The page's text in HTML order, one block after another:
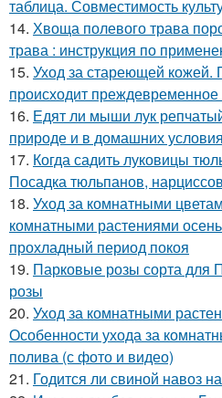
таблица. Совместимость
14. Хвоща полевого трава
трава : инструкция по
15. Уход за стареющей кожей.
происходит преждевременное
16. Едят ли мыши лук
природе и в домашних
17. Когда садить луковицы
Посадка тюльпанов,
18. Уход за комнатными
комнатными растениями
прохладный период покоя
19. Парковые розы сорта для
розы
20. Уход за комнатными
Особенности ухода за
полива (с фото и видео)
21. Годится ли свиной навоз